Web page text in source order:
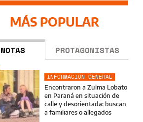
MÁS POPULAR
NOTAS PROTAGONISTAS
INFORMACIÓN GENERAL
Encontraron a Zulma Lobato
en Paraná en situación de
calle y desorientada: buscan
a familiares o allegados